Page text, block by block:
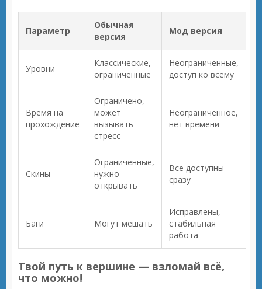
Параметр
Обычная
версия
Мод версия
Уровни
Классические,
ограниченные
Неограниченные,
доступ ко всему
Время на
прохождение
Ограничено,
может
вызывать
стресс
Неограниченное,
нет времени
Скины
Ограниченные,
нужно
открывать
Все доступны
сразу
Баги Могут мешать
Исправлены,
стабильная
работа
Твой путь к вершине — взломай всё,
что можно!